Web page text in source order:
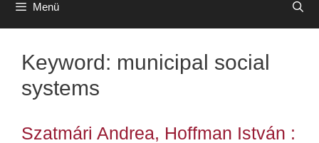
Menü
Keyword: municipal social
systems
Szatmári Andrea, Hoffman István :